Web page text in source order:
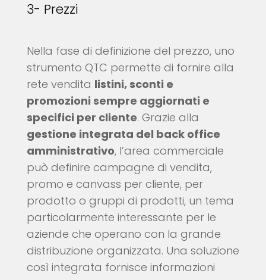
3- Prezzi
Nella fase di definizione del prezzo, uno
strumento QTC permette di fornire alla
rete vendita listini, sconti e
promozioni sempre aggiornati e
specifici per cliente. Grazie alla
gestione integrata del back office
amministrativo, l’area commerciale
può definire campagne di vendita,
promo e canvass per cliente, per
prodotto o gruppi di prodotti, un tema
particolarmente interessante per le
aziende che operano con la grande
distribuzione organizzata. Una soluzione
così integrata fornisce informazioni